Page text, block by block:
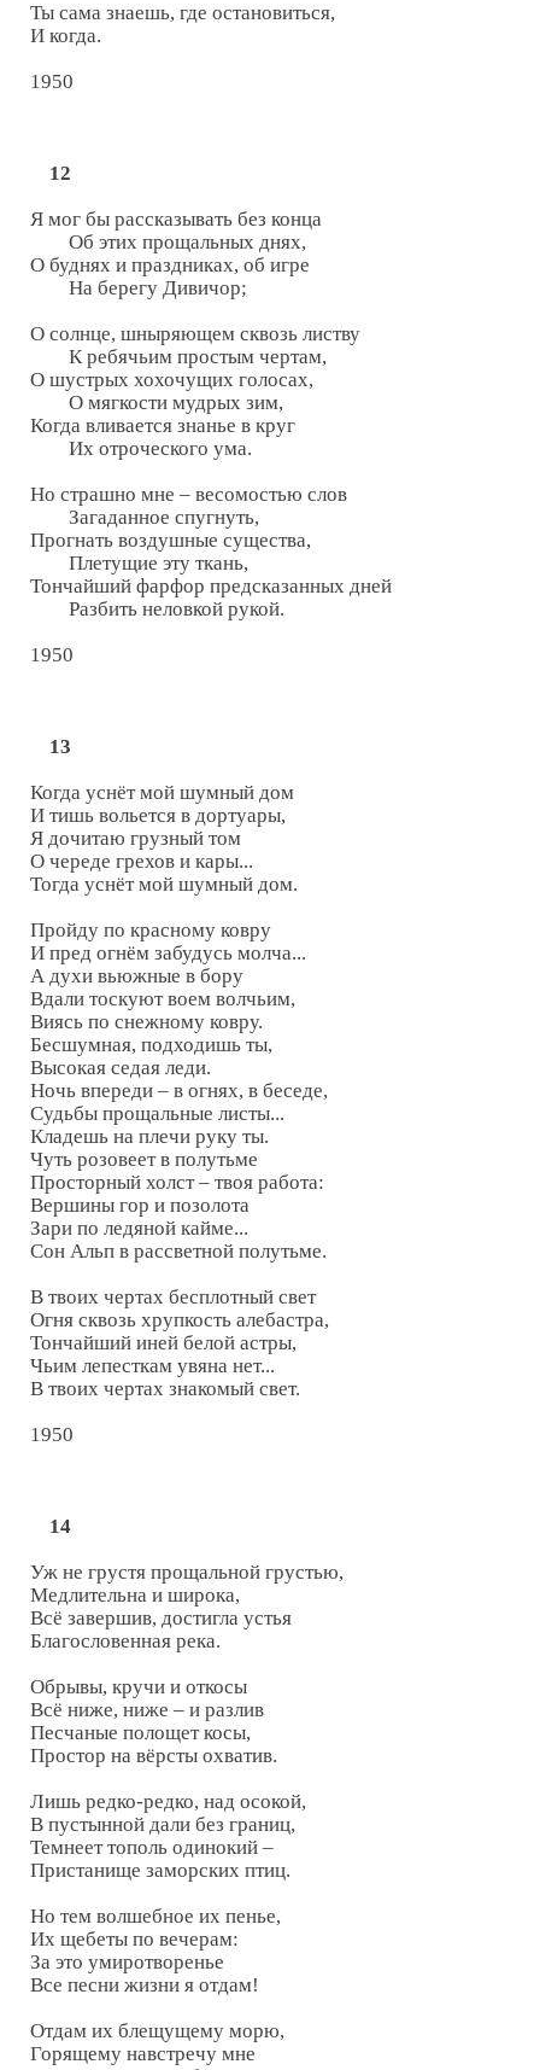
Ты сама знаешь, где остановиться,
И когда.
1950
12
Я мог бы рассказывать без конца
        Об этих прощальных днях,
О буднях и праздниках, об игре
        На берегу Дивичор;
О солнце, шныряющем сквозь листву
        К ребячьим простым чертам,
О шустрых хохочущих голосах,
        О мягкости мудрых зим,
Когда вливается знанье в круг
        Их отроческого ума.
Но страшно мне – весомостью слов
        Загаданное спугнуть,
Прогнать воздушные существа,
        Плетущие эту ткань,
Тончайший фарфор предсказанных дней
        Разбить неловкой рукой.
1950
13
Когда уснёт мой шумный дом
И тишь вольется в дортуары,
Я дочитаю грузный том
О череде грехов и кары...
Тогда уснёт мой шумный дом.
Пройду по красному ковру
И пред огнём забудусь молча...
А духи вьюжные в бору
Вдали тоскуют воем волчьим,
Виясь по снежному ковру.
Бесшумная, подходишь ты,
Высокая седая леди.
Ночь впереди – в огнях, в беседе,
Судьбы прощальные листы...
Кладешь на плечи руку ты.
Чуть розовеет в полутьме
Просторный холст – твоя работа:
Вершины гор и позолота
Зари по ледяной кайме...
Сон Альп в рассветной полутьме.
В твоих чертах бесплотный свет
Огня сквозь хрупкость алебастра,
Тончайший иней белой астры,
Чьим лепесткам увяна нет...
В твоих чертах знакомый свет.
1950
14
Уж не грустя прощальной грустью,
Медлительна и широка,
Всё завершив, достигла устья
Благословенная река.
Обрывы, кручи и откосы
Всё ниже, ниже – и разлив
Песчаные полощет косы,
Простор на вёрсты охватив.
Лишь редко-редко, над осокой,
В пустынной дали без границ,
Темнеет тополь одинокий –
Пристанище заморских птиц.
Но тем волшебное их пенье,
Их щебеты по вечерам:
За это умиротворенье
Все песни жизни я отдам!
Отдам их блещущему морю,
Горящему навстречу мне